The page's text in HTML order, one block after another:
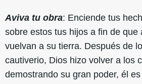
Aviva tu obra: Enciende tus
sobre estos tus hijos a fin de que
vuelvan a su tierra. Después de
cautiverio, Dios hizo volver a los
demostrando su gran poder, él